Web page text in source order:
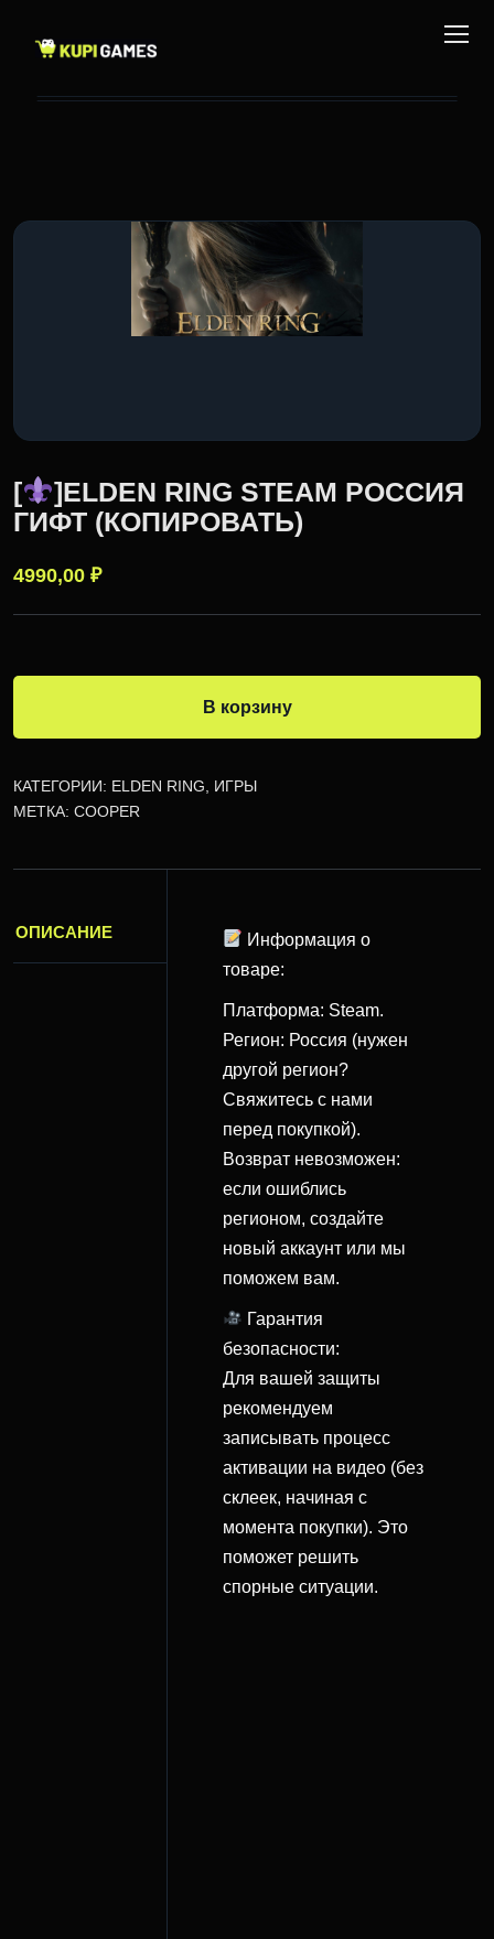
[
]ELDEN RING STEAM РОССИЯ
ГИФТ (КОПИРОВАТЬ)
4990,00 ₽
В корзину
КАТЕГОРИИ: ELDEN RING
ИГРЫ
МЕТКА: COOPER
ОПИСАНИЕ
Информация о
товаре:
Платформа: Steam.
Регион: Россия (нужен
другой регион?
Свяжитесь с нами
перед покупкой).
Возврат невозможен:
если ошиблись
регионом, создайте
новый аккаунт или мы
поможем вам.
Гарантия
безопасности:
Для вашей защиты
рекомендуем
записывать процесс
активации на видео (без
склеек, начиная с
момента покупки). Это
поможет решить
спорные ситуации.